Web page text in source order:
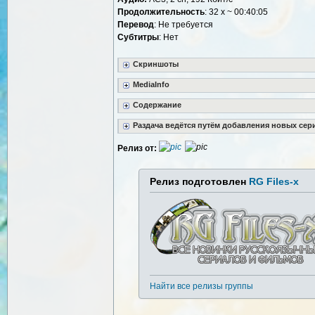
Продолжительность: 32 x ~ 00:40:05
Перевод: Не требуется
Cубтитры: Нет
Скриншоты
MediaInfo
Содержание
Раздача ведётся путём добавления новых
Релиз от:
Релиз подготовлен RG Files-x
Найти все релизы группы